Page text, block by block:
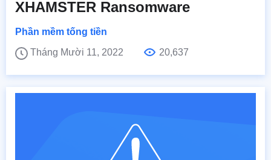
XHAMSTER Ransomware
Phần mềm tống tiền
Tháng Mười 11, 2022
20,637